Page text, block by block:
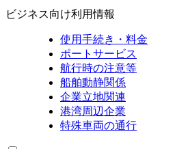
ビジネス向け利用情報
使用手続き・料金
ポートサービス
航行時の注意等
船舶動静関係
企業立地関連
港湾周辺企業
特殊車両の通行